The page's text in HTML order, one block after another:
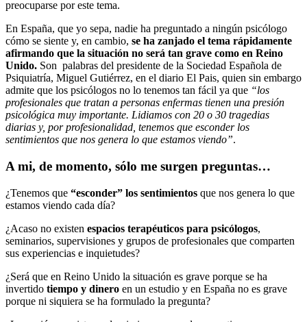
preocuparse por este tema.
En España, que yo sepa, nadie ha preguntado a ningún psicólogo
cómo se siente y, en cambio, se ha zanjado el tema rápidamente
afirmando que la situación no será tan grave como en Reino
Unido. Son palabras del presidente de la Sociedad Española de
Psiquiatría, Miguel Gutiérrez, en el diario El Pais, quien sin embargo
admite que los psicólogos no lo tenemos tan fácil ya que “los
profesionales que tratan a personas enfermas tienen una presión
psicológica muy importante. Lidiamos con 20 o 30 tragedias
diarias y, por profesionalidad, tenemos que esconder los
sentimientos que nos genera lo que estamos viendo”.
A mi, de momento, sólo me surgen preguntas…
¿Tenemos que “esconder” los sentimientos que nos genera lo que
estamos viendo cada día?
¿Acaso no existen espacios terapéuticos para psicólogos,
seminarios, supervisiones y grupos de profesionales que comparten
sus experiencias e inquietudes?
¿Será que en Reino Unido la situación es grave porque se ha
invertido tiempo y dinero en un estudio y en España no es grave
porque ni siquiera se ha formulado la pregunta?